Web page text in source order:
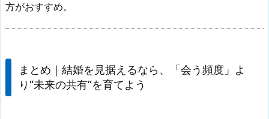
方がおすすめ。
まとめ｜結婚を見据えるなら、「会う頻度」よ
り“未来の共有”を育てよう